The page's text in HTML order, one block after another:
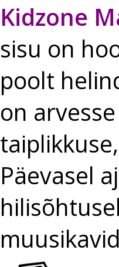
Kidzone
sisu on
poolt
on
Päevasel